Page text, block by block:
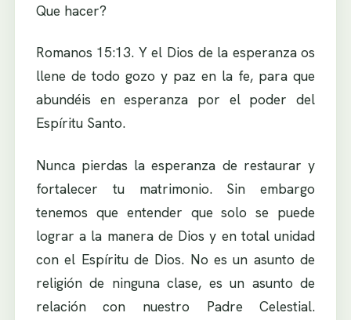
Que hacer?
Romanos 15:13. Y el Dios de la esperanza os
llene de todo gozo y paz en la fe, para que
abundéis en esperanza por el poder del
Espíritu Santo.
Nunca pierdas la esperanza de restaurar y
fortalecer tu matrimonio. Sin embargo
tenemos que entender que solo se puede
lograr a la manera de Dios y en total unidad
con el Espíritu de Dios. No es un asunto de
religión de ninguna clase, es un asunto de
relación con nuestro Padre Celestial.